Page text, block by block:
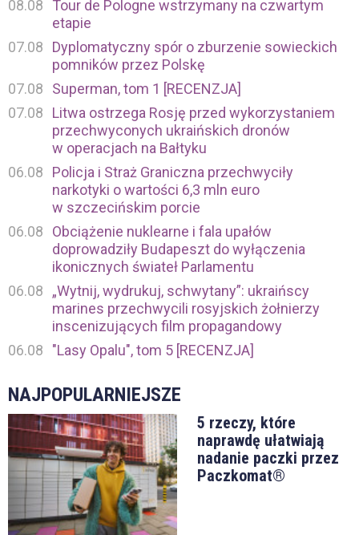
08.08
Tour de Pologne wstrzymany na czwartym
etapie
07.08
Dyplomatyczny spór o zburzenie sowieckich
pomników przez Polskę
07.08
Superman, tom 1 [RECENZJA]
07.08
Litwa ostrzega Rosję przed wykorzystaniem
przechwyconych ukraińskich dronów
w operacjach na Bałtyku
06.08
Policja i Straż Graniczna przechwyciły
narkotyki o wartości 6,3 mln euro
w szczecińskim porcie
06.08
Obciążenie nuklearne i fala upałów
doprowadziły Budapeszt do wyłączenia
ikonicznych świateł Parlamentu
06.08
„Wytnij, wydrukuj, schwytany”: ukraińscy
marines przechwycili rosyjskich żołnierzy
inscenizujących film propagandowy
06.08
"Lasy Opalu", tom 5 [RECENZJA]
NAJPOPULARNIEJSZE
5 rzeczy, które
naprawdę ułatwiają
nadanie paczki przez
Paczkomat®